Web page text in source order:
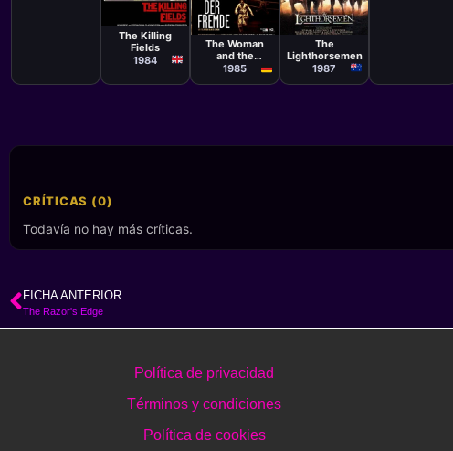
Película
Roland Joffé
The Killing
Fields
1984
Película
Rainer Simon
The Woman
and the
Stranger
1985
Película
Simon Wincer
The
Lighthorsemen
1987
CRÍTICAS (0)
Todavía no hay más críticas.
FICHA ANTERIOR
The Razor's Edge
Política de privacidad
Términos y condiciones
Política de cookies